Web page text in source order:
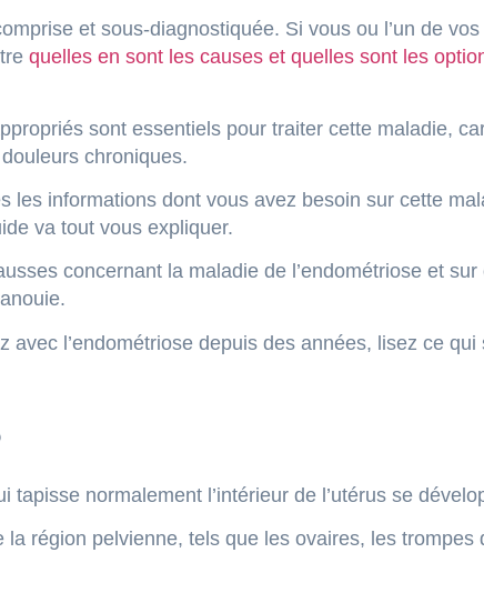
et sous-diagnostiquée. Si vous ou l’un de
quelles en sont les causes et quelles sont les
sont essentiels pour traiter cette maladie,
chroniques.
les informations dont vous avez besoin sur cette
va tout vous expliquer.
concernant la maladie de l’endométriose et
avec l’endométriose depuis des années, lisez ce
normalement l’intérieur de l’utérus se
la région pelvienne, tels que les ovaires, les